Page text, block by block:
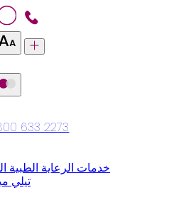
633 2273
خدمات الرعاية الطبية
تيلي